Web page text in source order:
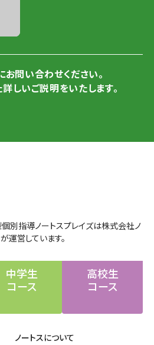
問い合わせください。
しいご説明をいたします。
別指導ノートスプレイズは株式会社ノ
運営しています。
中学生
コース
高校生
コース
ノートスについて